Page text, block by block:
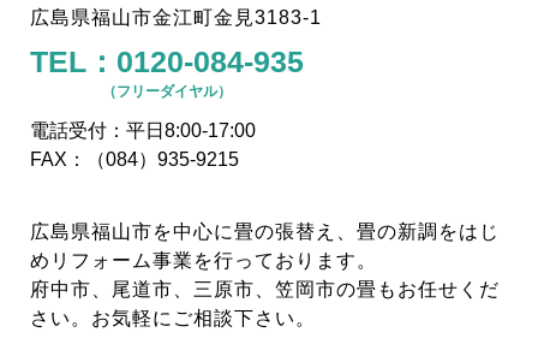
広島県福山市金江町金見3183-1
TEL： 0120-084-935
（フリーダイヤル）
電話受付：平日8:00-17:00
FAX：（084）935-9215
広島県福山市を中心に畳の張替え、畳の新調をはじ
めリフォーム事業を行っております。
府中市、尾道市、三原市、笠岡市の畳もお任せくだ
さい。お気軽にご相談下さい。